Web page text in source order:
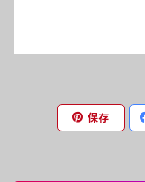
保存